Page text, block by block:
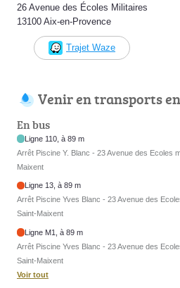
26 Avenue des Écoles Militaires
13100 Aix-en-Provence
Trajet Waze
Venir en transports
En bus
Ligne 110, à 89 m
Arrêt Piscine Y. Blanc - 23 Avenue des Ecoles
Maixent
Ligne 13, à 89 m
Arrêt Piscine Yves Blanc - 23 Avenue des
Saint-Maixent
Ligne M1, à 89 m
Arrêt Piscine Yves Blanc - 23 Avenue des
Saint-Maixent
Voir tout